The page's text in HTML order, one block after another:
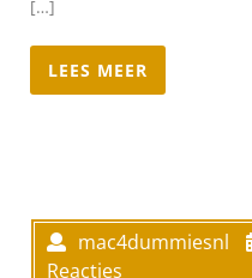
[…]
LEES MEER
mac4dummiesnl
Reacties